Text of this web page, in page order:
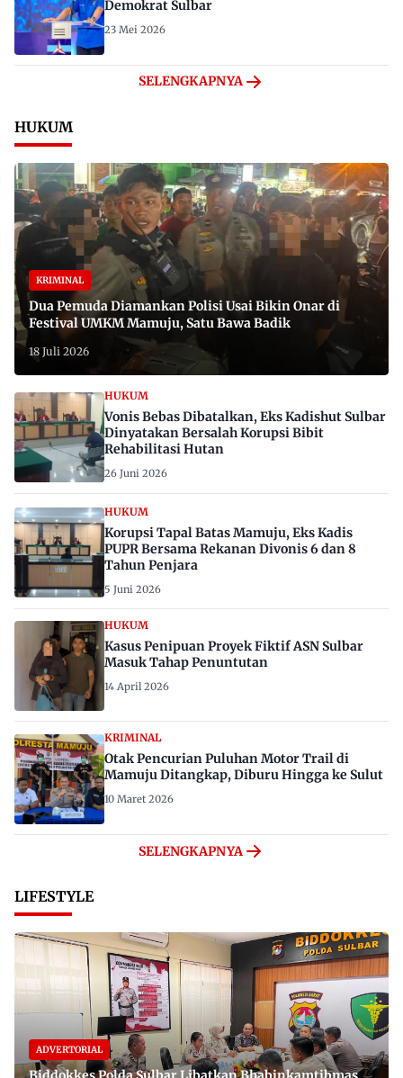
Demokrat Sulbar
23 Mei 2026
SELENGKAPNYA
HUKUM
KRIMINAL
Dua Pemuda Diamankan Polisi Usai Bikin Onar di
Festival UMKM Mamuju, Satu Bawa Badik
18 Juli 2026
HUKUM
Vonis Bebas Dibatalkan, Eks Kadishut Sulbar
Dinyatakan Bersalah Korupsi Bibit
Rehabilitasi Hutan
26 Juni 2026
HUKUM
Korupsi Tapal Batas Mamuju, Eks Kadis
PUPR Bersama Rekanan Divonis 6 dan 8
Tahun Penjara
5 Juni 2026
HUKUM
Kasus Penipuan Proyek Fiktif ASN Sulbar
Masuk Tahap Penuntutan
14 April 2026
KRIMINAL
Otak Pencurian Puluhan Motor Trail di
Mamuju Ditangkap, Diburu Hingga ke Sulut
10 Maret 2026
SELENGKAPNYA
LIFESTYLE
ADVERTORIAL